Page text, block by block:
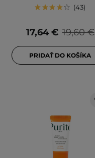
43
19,60 €
17,64 €
PRIDAŤ DO KOŠÍKA